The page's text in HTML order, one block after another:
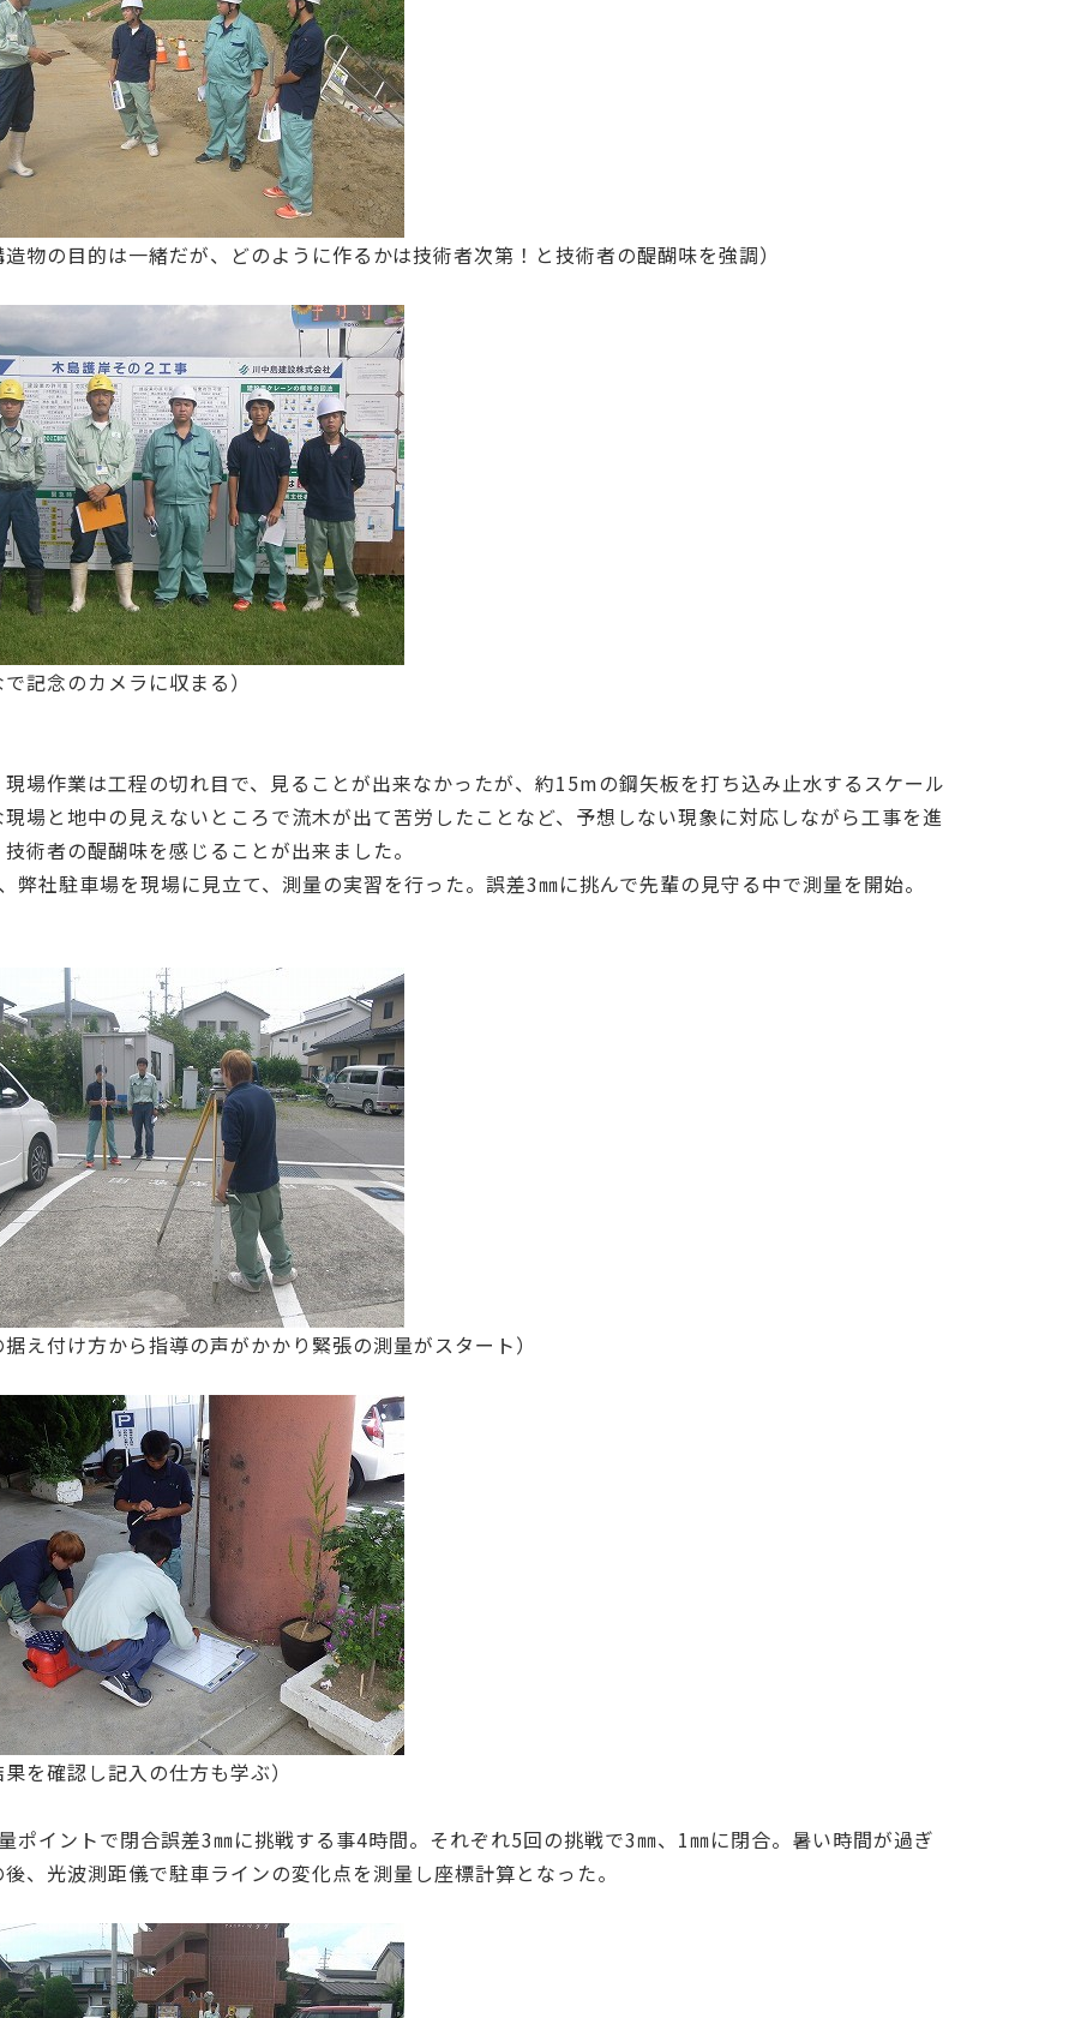
物の目的は一緒だが、どのように作るかは技術者次第！と技術者の醍醐味を強調）
記念のカメラに収まる）
場作業は工程の切れ目で、見ることが出来なかったが、約15mの鋼矢板を打ち込み止水するスケール
場と地中の見えないところで流木が出て苦労したことなど、予想しない現象に対応しながら工事を進
術者の醍醐味を感じることが出来ました。
弊社駐車場を現場に見立て、測量の実習を行った。誤差3㎜に挑んで先輩の見守る中で測量を開始。
え付け方から指導の声がかかり緊張の測量がスタート）
を確認し記入の仕方も学ぶ）
ポイントで閉合誤差3㎜に挑戦する事4時間。それぞれ5回の挑戦で3㎜、1㎜に閉合。暑い時間が過ぎ
、光波測距儀で駐車ラインの変化点を測量し座標計算となった。